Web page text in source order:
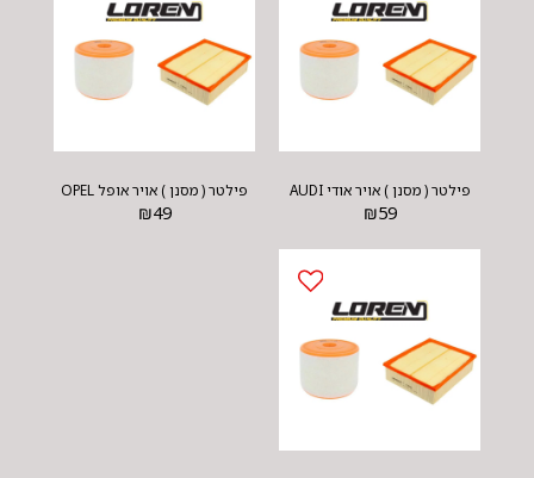
פילטר ( מסנן ) אויר אודי AUDI
₪59
פילטר ( מסנן ) אויר אופל OPEL
₪49